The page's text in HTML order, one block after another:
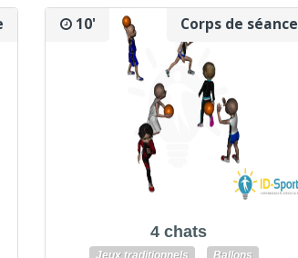
Corps de séance
10'
4 chats
Jeux traditionnels Ballons